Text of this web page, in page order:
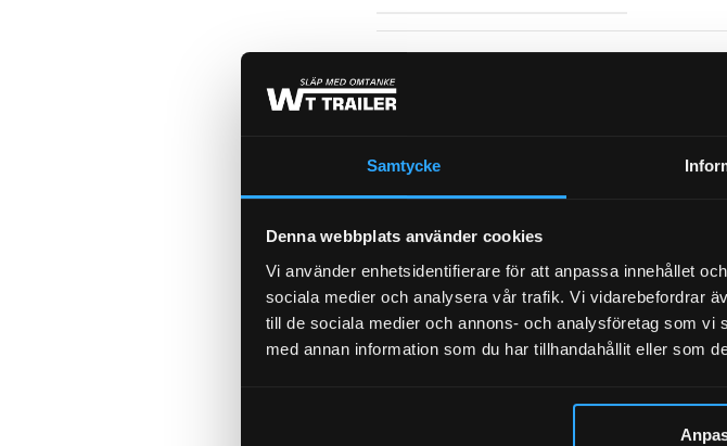
Samtycke
Denna webbplats använder cookies
Vi använder enhetsidentifierare för att anpassa innehållet
sociala medier och analysera vår trafik. Vi vidarebefordrar
till de sociala medier och annons- och analysföretag som
med annan information som du har tillhandahållit eller som
LÄNGD (GASFJÄDER/ÄNDSTYCKE)
NEWTON
LÄNGD GASFJÄDER HOPTRYCKT: